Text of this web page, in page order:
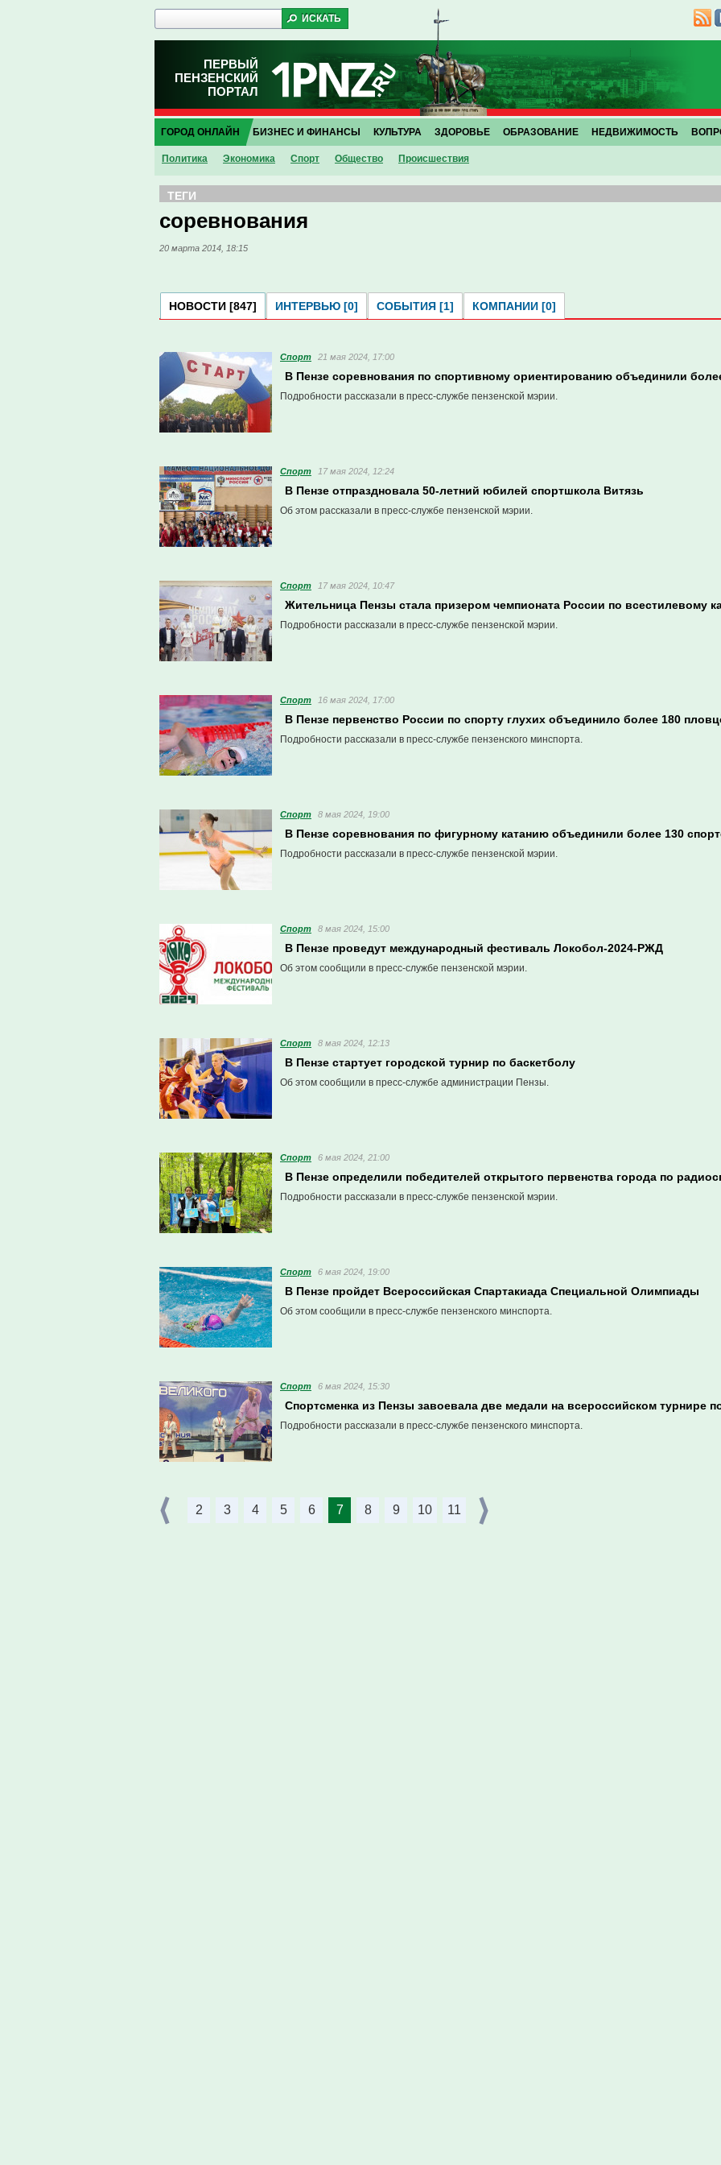
ПЕРВЫЙ
ПЕНЗЕНСКИЙ
ПОРТАЛ
ГОРОД ОНЛАЙН
Политика Экономика Спорт Общество Проиcшествия
БИЗНЕС И ФИНАНСЫ КУЛЬТУРА ЗДОРОВЬЕ ОБРАЗОВАНИЕ НЕДВИЖИМОСТЬ
ТЕГИ
соревнования
20 марта 2014, 18:15
НОВОСТИ [847] ИНТЕРВЬЮ [0] СОБЫТИЯ [1] КОМПАНИИ [0]
Спорт 21 мая 2024, 17:00
В Пензе соревнования по спортивному ориентированию объединили
Подробности рассказали в пресс-службе пензенской мэрии.
Спорт 17 мая 2024, 12:24
В Пензе отпраздновала 50-летний юбилей спортшкола Витязь
Об этом рассказали в пресс-службе пензенской мэрии.
Спорт 17 мая 2024, 10:47
Жительница Пензы стала призером чемпионата России по всестилевому
Подробности рассказали в пресс-службе пензенской мэрии.
Спорт 16 мая 2024, 17:00
В Пензе первенство России по спорту глухих объединило более 180
Подробности рассказали в пресс-службе пензенского минспорта.
Спорт 8 мая 2024, 19:00
В Пензе соревнования по фигурному катанию объединили более 130
Подробности рассказали в пресс-службе пензенской мэрии.
Спорт 8 мая 2024, 15:00
В Пензе проведут международный фестиваль Локобол-2024-РЖД
Об этом сообщили в пресс-службе пензенской мэрии.
Спорт 8 мая 2024, 12:13
В Пензе стартует городской турнир по баскетболу
Об этом сообщили в пресс-службе администрации Пензы.
Спорт 6 мая 2024, 21:00
В Пензе определили победителей открытого первенства города по
Подробности рассказали в пресс-службе пензенской мэрии.
Спорт 6 мая 2024, 19:00
В Пензе пройдет Всероссийская Спартакиада Специальной Олимпиады
Об этом сообщили в пресс-службе пензенского минспорта.
Спорт 6 мая 2024, 15:30
Спортсменка из Пензы завоевала две медали на всероссийском турнире
Подробности рассказали в пресс-службе пензенского минспорта.
2 3 4 5 6 7 8 9 10 11